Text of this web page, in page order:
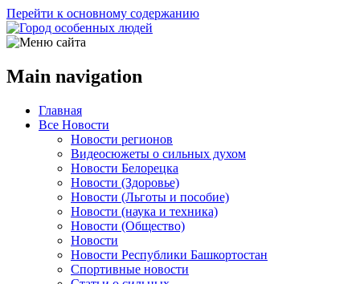
Перейти к основному содержанию
Main navigation
Главная
Все Новости
Новости регионов
Видеосюжеты о сильных духом
Новости Белорецка
Новости (Здоровье)
Новости (Льготы и пособие)
Новости (наука и техника)
Новости (Общество)
Новости
Новости Республики Башкортостан
Спортивные новости